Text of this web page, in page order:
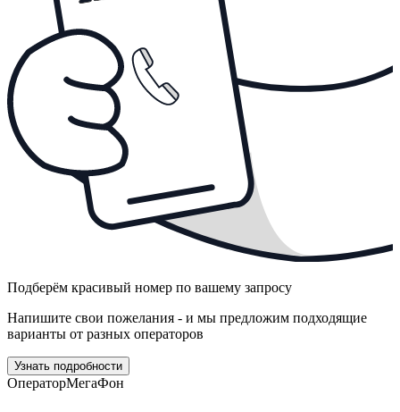
Подберём красивый номер по вашему запросу
Напишите свои пожелания - и мы предложим подходящие
варианты от разных операторов
Узнать подробности
ОператорМегаФон